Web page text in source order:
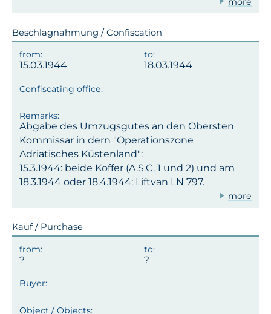
Beschlagnahmung / Confiscation
15.03.1944 18.03.1944
Abgabe des Umzugsgutes an den Obersten
Kommissar in dern "Operationszone
Adriatisches Küstenland":
15.3.1944: beide Koffer (A.S.C. 1 und 2) und am
18.3.1944 oder 18.4.1944: Liftvan LN 797.
more
Kauf / Purchase